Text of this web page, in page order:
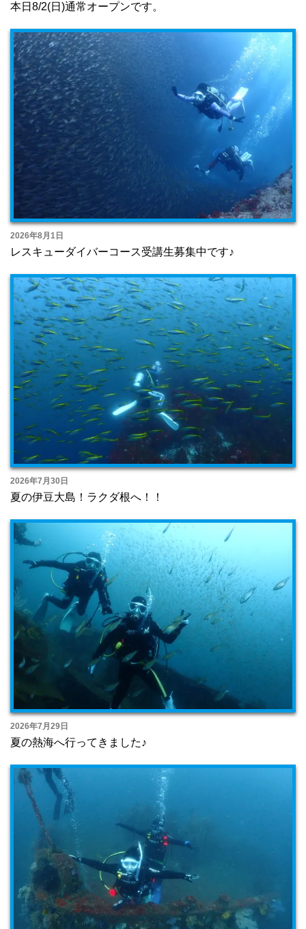
本日8/2(日)通常オープンです。
2026年8月1日
レスキューダイバーコース受講生募集中です♪
2026年7月30日
夏の伊豆大島！ラクダ根へ！！
2026年7月29日
夏の熱海へ行ってきました♪